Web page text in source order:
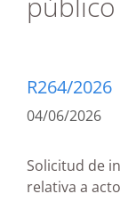
R264/2026
04/06/2026
Solicitud de
relativa a